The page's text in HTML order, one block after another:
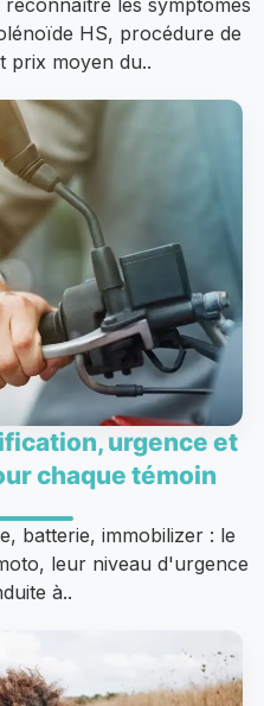
les symptômes
HS, procédure de
prix moyen du..
urgence et
chaque témoin
batterie, immobilizer : le
leur niveau d'urgence
à..